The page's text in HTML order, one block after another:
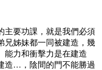
主要功課，就是我們必須
兄姊妹都一同被建造，幾
能力和衝擊力是在建造
造…，陰間的門不能勝過